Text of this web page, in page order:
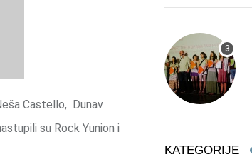
Castello, Dunav
su Rock Yunion i
KATEGORIJE